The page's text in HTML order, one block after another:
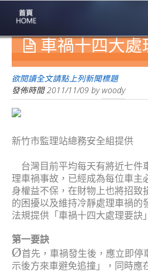
專業豐林
Professional
保險大家談
1386集
關於豐林
About
服務項目
Service
火災保額
商品簡介
Product
車禍十四大處
欲閱讀全文請點上列新聞標題
發佈時間2011/11/09 bywoody
新竹市監理站總務安全組提供
台灣目前平均每天有將近七件
理車禍事故，已經成為每位車主
身權益不保，在財物上也將招致
的困擾以及維持冷靜處理車禍的
法規提供「車禍十四大處理要訣
第一要訣
Ø首先，車禍發生後，應立即停
示後方來車避免追撞」，同時應